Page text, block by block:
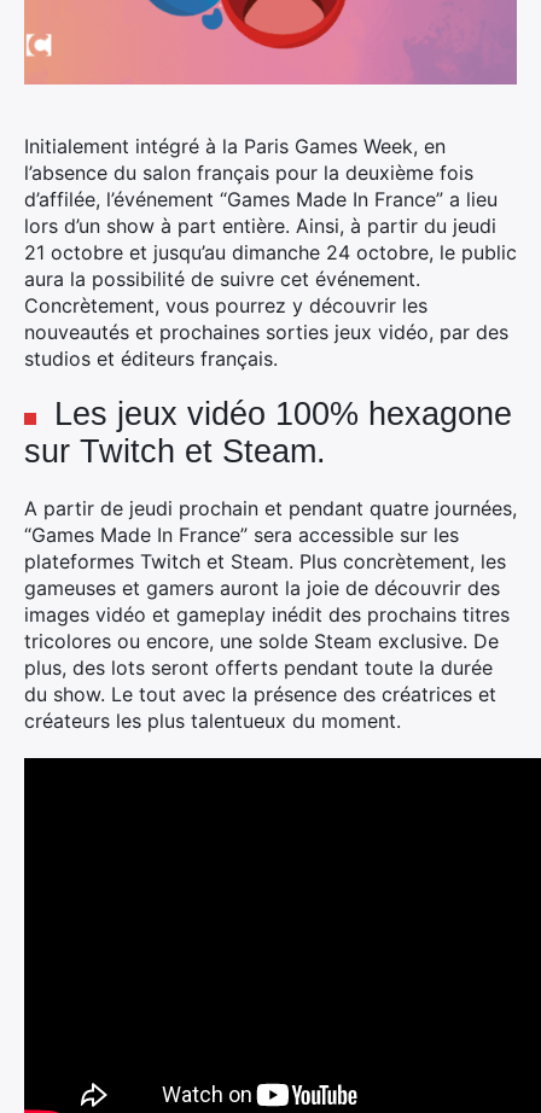
Initialement intégré à la Paris Games Week, en
l’absence du salon français pour la deuxième fois
d’affilée, l’événement “Games Made In France” a lieu
lors d’un show à part entière. Ainsi, à partir du jeudi
21 octobre et jusqu’au dimanche 24 octobre, le public
aura la possibilité de suivre cet événement.
Concrètement, vous pourrez y découvrir les
nouveautés et prochaines sorties jeux vidéo, par des
studios et éditeurs français.
Les jeux vidéo 100% hexagone
sur Twitch et Steam.
A partir de jeudi prochain et pendant quatre journées,
“Games Made In France” sera accessible sur les
plateformes Twitch et Steam. Plus concrètement, les
gameuses et gamers auront la joie de découvrir des
images vidéo et gameplay inédit des prochains titres
tricolores ou encore, une solde Steam exclusive. De
plus, des lots seront offerts pendant toute la durée
du show. Le tout avec la présence des créatrices et
créateurs les plus talentueux du moment.